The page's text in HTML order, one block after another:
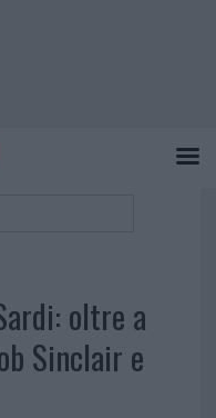
oltre a
Sinclair e